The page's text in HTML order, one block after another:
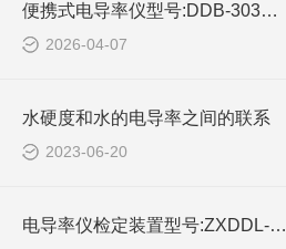
便携式电导率仪型号:DDB-303的技术参数
2026-04-07
水硬度和水的电导率之间的联系
2023-06-20
电导率仪检定装置型号:ZXDDL-ECS的技术介绍